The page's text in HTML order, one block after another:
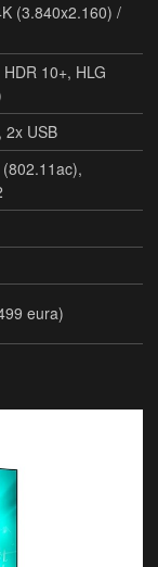
(3.840x2.160) /
10+, HLG
2x USB
eura)